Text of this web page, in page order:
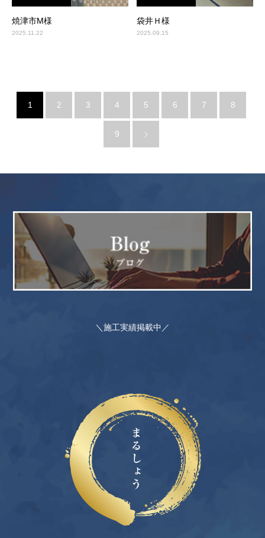
焼津市M様
2025.11.22
袋井Ｈ様
2025.09.15
1 2 3 4 5 6 7 8
9
＼施工実績掲載中／